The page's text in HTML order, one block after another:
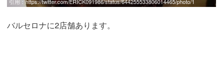
バルセロナに2店舗あります。